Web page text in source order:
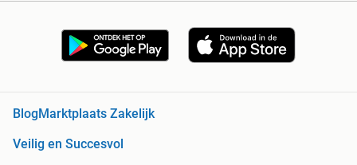
BlogMarktplaats Zakelijk
Veilig en Succesvol